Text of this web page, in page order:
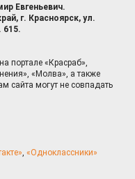
Евгеньевич.
г. Красноярск, ул.
615.
портале «Красраб»,
«Молва», а также
сайта могут не совпадать
, «Одноклассники»